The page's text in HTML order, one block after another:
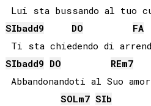
SIbadd9 DO
FA
SIbadd9 DO REm7
Abbandonandoti al Suo amor
SOLm7 SIb